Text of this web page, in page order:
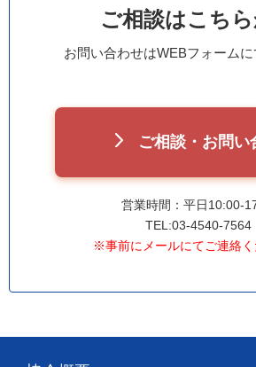
ご相談はこち
お問い合わせはWEBフォームに
ご相談・お問い
営業時間：平日10:00-
TEL:03-4540-7564
※事前にメールにてご連絡く